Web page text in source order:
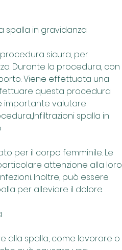
spalla in gravidanza
sicura, per
Durante la procedura, con
Viene effettuata una
questa procedura
importante valutare
spalla in
per il corpo femminile. Le
attenzione alla loro
Inoltre, può essere
per alleviare il dolore.
alla spalla, come lavorare o